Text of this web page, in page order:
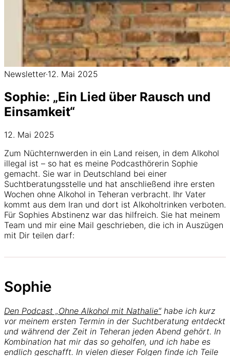
Newsletter·12. Mai 2025
Sophie: „Ein Lied über Rausch und
Einsamkeit“
12. Mai 2025
Zum Nüchternwerden in ein Land reisen, in dem Alkohol
illegal ist – so hat es meine Podcasthörerin Sophie
gemacht. Sie war in Deutschland bei einer
Suchtberatungsstelle und hat anschließend ihre ersten
Wochen ohne Alkohol in Teheran verbracht. Ihr Vater
kommt aus dem Iran und dort ist Alkoholtrinken verboten.
Für Sophies Abstinenz war das hilfreich. Sie hat meinem
Team und mir eine Mail geschrieben, die ich in Auszügen
mit Dir teilen darf:
Sophie
Den Podcast „Ohne Alkohol mit Nathalie“habe ich kurz
vor meinem ersten Termin in der Suchtberatung entdeckt
und während der Zeit in Teheran jeden Abend gehört. In
Kombination hat mir das so geholfen, und ich habe es
endlich geschafft. In vielen dieser Folgen finde ich Teile